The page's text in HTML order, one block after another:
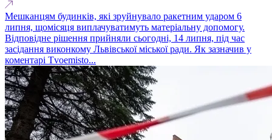
Мешканцям будинків, які зруйнувало ракетним ударом 6
липня, щомісяця виплачуватимуть матеріальну допомогу.
Відповідне рішення прийняли сьогодні, 14 липня, під час
засідання виконкому Львівської міської ради. Як зазначив у
коментарі Tvoemisto...